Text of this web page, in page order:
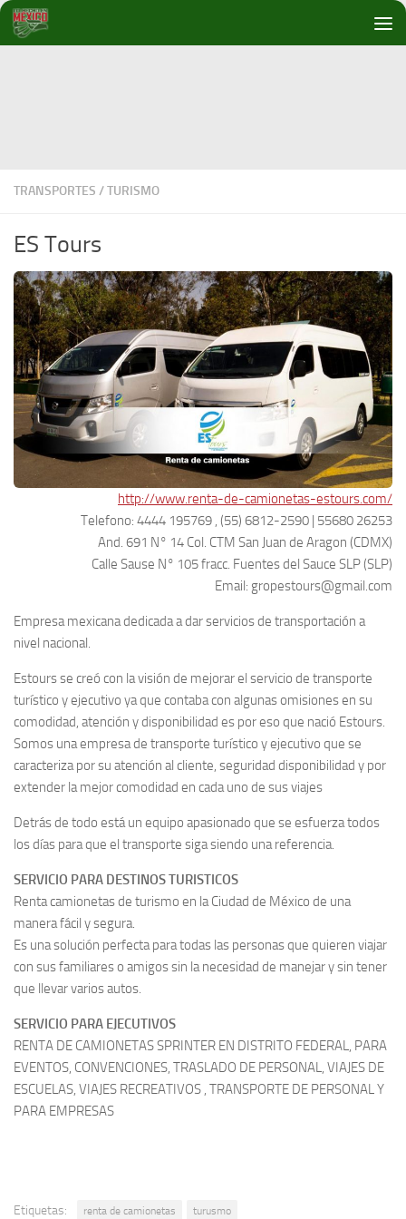
Debajo del contenido
TRANSPORTES /TURISMO
ES Tours
http://www.renta-de-camionetas-estours.com/
Telefono: 4444 195769 , (55) 6812-2590 | 55680 26253
And. 691 N° 14 Col. CTM San Juan de Aragon (CDMX)
Calle Sause N° 105 fracc. Fuentes del Sauce SLP (SLP)
Email: gropestours@gmail.com
Empresa mexicana dedicada a dar servicios de transportación a
nivel nacional.
Estours se creó con la visión de mejorar el servicio de transporte
turístico y ejecutivo ya que contaba con algunas omisiones en su
comodidad, atención y disponibilidad es por eso que nació Estours.
Somos una empresa de transporte turístico y ejecutivo que se
caracteriza por su atención al cliente, seguridad disponibilidad y por
extender la mejor comodidad en cada uno de sus viajes
Detrás de todo está un equipo apasionado que se esfuerza todos
los días para que el transporte siga siendo una referencia.
SERVICIO PARA DESTINOS TURISTICOS
Renta camionetas de turismo en la Ciudad de México de una
manera fácil y segura.
Es una solución perfecta para todas las personas que quieren viajar
con sus familiares o amigos sin la necesidad de manejar y sin tener
que llevar varios autos.
SERVICIO PARA EJECUTIVOS
RENTA DE CAMIONETAS SPRINTER EN DISTRITO FEDERAL, PARA
EVENTOS, CONVENCIONES, TRASLADO DE PERSONAL, VIAJES DE
ESCUELAS, VIAJES RECREATIVOS , TRANSPORTE DE PERSONAL Y
PARA EMPRESAS
Etiquetas: renta de camionetas turusmo